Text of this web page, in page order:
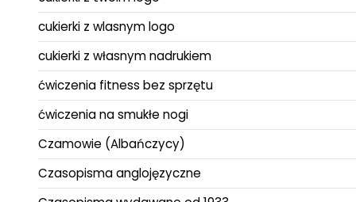
cukierki z wlasnym logo
cukierki z własnym nadrukiem
ćwiczenia fitness bez sprzętu
ćwiczenia na smukłe nogi
Czamowie (Albańczycy)
Czasopisma anglojęzyczne